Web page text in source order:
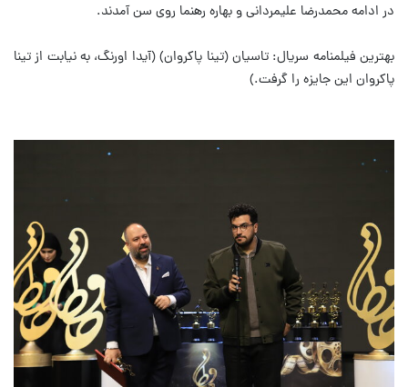
در ادامه محمدرضا علیمردانی و بهاره رهنما روی سن آمدند.
بهترین فیلمنامه سریال: تاسیان (تینا پاکروان) (آیدا اورنگ، به نیابت از تینا
پاکروان این جایزه را گرفت.)